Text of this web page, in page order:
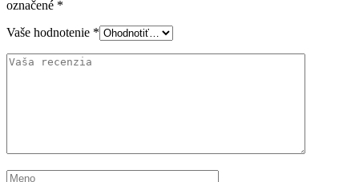
označené *
Vaše hodnotenie *